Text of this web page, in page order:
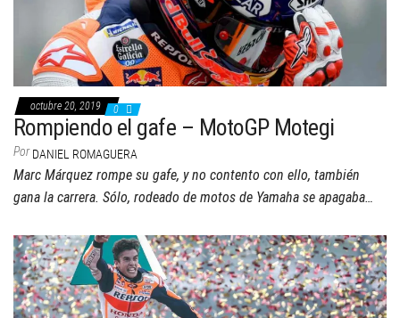
octubre 20, 2019 0
Rompiendo el gafe – MotoGP Motegi
Por DANIEL ROMAGUERA
Marc Márquez rompe su gafe, y no contento con ello, también
gana la carrera. Sólo, rodeado de motos de Yamaha se apagaba…